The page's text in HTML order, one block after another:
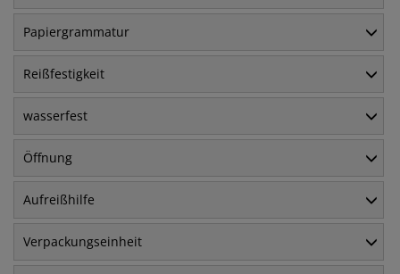
Papiergrammatur
Reißfestigkeit
wasserfest
Öffnung
Aufreißhilfe
Verpackungseinheit